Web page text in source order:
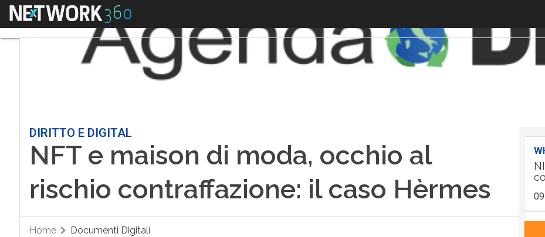
Menu
DIRITTO E DIGITAL
NFT e maison di moda, occhio al
rischio contraffazione: il caso Hèrmes
Home Documenti Digitali